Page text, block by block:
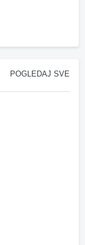
POGLEDAJ SVE